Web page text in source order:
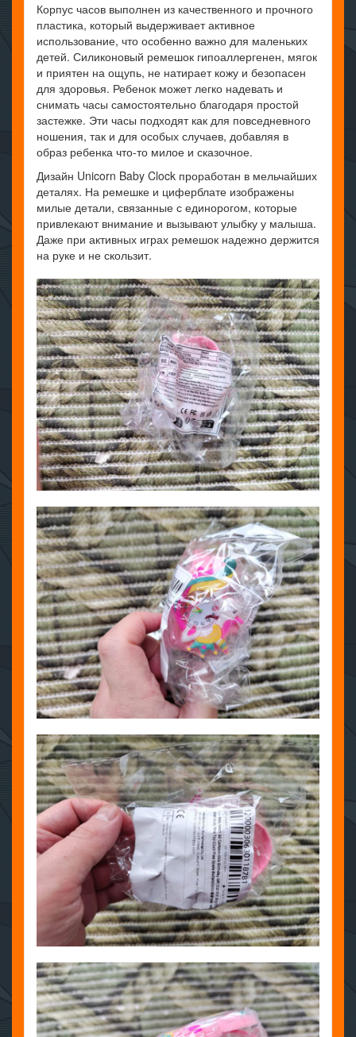
Корпус часов выполнен из качественного и прочного
пластика, который выдерживает активное
использование, что особенно важно для маленьких
детей. Силиконовый ремешок гипоаллергенен, мягок
и приятен на ощупь, не натирает кожу и безопасен
для здоровья. Ребенок может легко надевать и
снимать часы самостоятельно благодаря простой
застежке. Эти часы подходят как для повседневного
ношения, так и для особых случаев, добавляя в
образ ребенка что-то милое и сказочное.
Дизайн Unicorn Baby Clock проработан в мельчайших
деталях. На ремешке и циферблате изображены
милые детали, связанные с единорогом, которые
привлекают внимание и вызывают улыбку у малыша.
Даже при активных играх ремешок надежно держится
на руке и не скользит.